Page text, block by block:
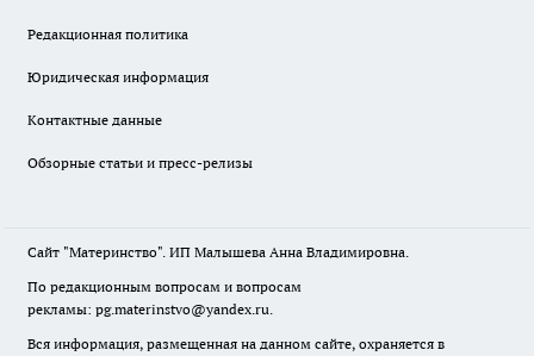
Редакционная политика
Юридическая информация
Контактные данные
Обзорные статьи и пресс-релизы
Сайт "Материнство". ИП Малышева Анна Владимировна.
По редакционным вопросам и вопросам
рекламы: pg.materinstvo@yandex.ru.
Вся информация, размещенная на данном сайте, охраняется в